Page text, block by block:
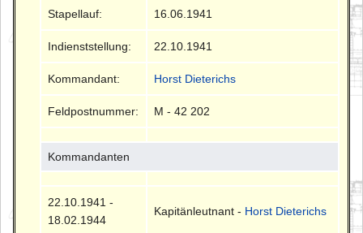
Stapellauf: 16.06.1941
Indienststellung: 22.10.1941
Kommandant: Horst Dieterichs
Feldpostnummer: M - 42 202
Kommandanten
22.10.1941 -
18.02.1944
Kapitänleutnant - Horst Dieterichs